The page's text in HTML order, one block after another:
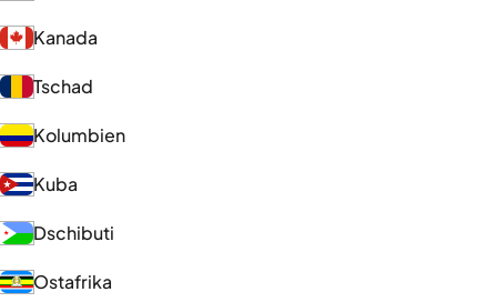
Kanada
Tschad
Kolumbien
Kuba
Dschibuti
Ostafrika